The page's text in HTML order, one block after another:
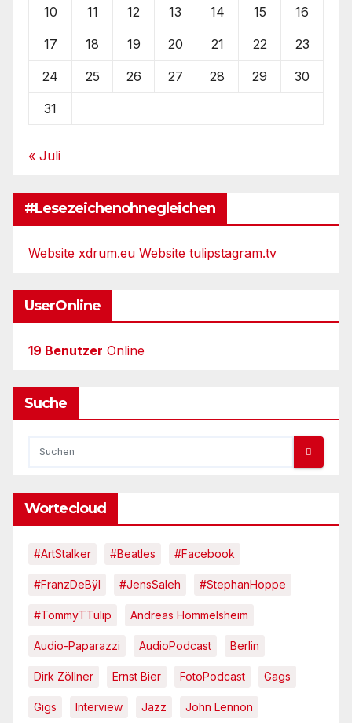
10 11 12 13 14 15 16
17 18 19 20 21 22 23
24 25 26 27 28 29 30
31
« Juli
#Lesezeichenohnegleichen
Website xdrum.eu Website tulipstagram.tv
UserOnline
19 Benutzer Online
Suche
Wortecloud
#ArtStalker #Beatles #Facebook
#FranzDeBÿl #JensSaleh #StephanHoppe
#TommyTTulip Andreas Hommelsheim
Audio-Paparazzi AudioPodcast Berlin
Dirk Zöllner Ernst Bier FotoPodcast Gags
Gigs Interview Jazz John Lennon